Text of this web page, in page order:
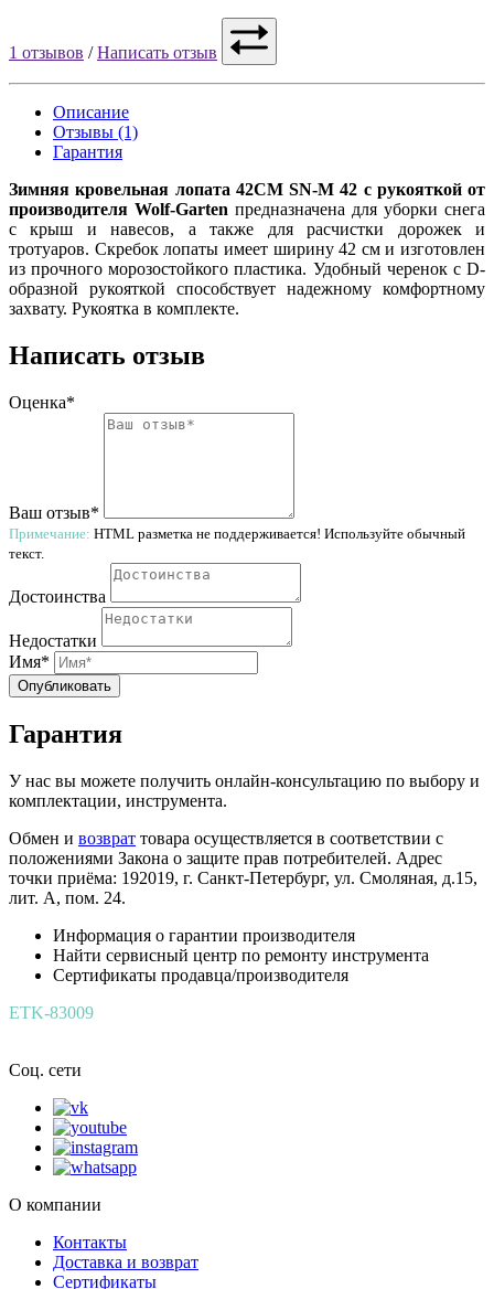
1 отзывов /Написать отзыв
Описание
Отзывы (1)
Гарантия
Зимняя кровельная лопата 42СМ SN-M 42 с рукояткой от
производителя Wolf-Garten предназначена для уборки снега
с крыш и навесов, а также для расчистки дорожек и
тротуаров. Скребок лопаты имеет ширину 42 см и изготовлен
из прочного морозостойкого пластика. Удобный черенок с D-
образной рукояткой способствует надежному комфортному
захвату. Рукоятка в комплекте.
Написать отзыв
Оценка*
Ваш отзыв*
Примечание: HTML разметка не поддерживается! Используйте обычный
текст.
Достоинства
Недостатки
Имя*
Опубликовать
Гарантия
У нас вы можете получить онлайн-консультацию по выбору и
комплектации, инструмента.
Обмен и возврат товара осуществляется в соответствии с
положениями Закона о защите прав потребителей. Адрес
точки приёма: 192019, г. Санкт-Петербург, ул. Смоляная, д.15,
лит. А, пом. 24.
Информация о гарантии производителя
Найти сервисный центр по ремонту инструмента
Сертификаты продавца/производителя
ETK-83009
Соц. сети
О компании
Контакты
Доставка и возврат
Сертификаты